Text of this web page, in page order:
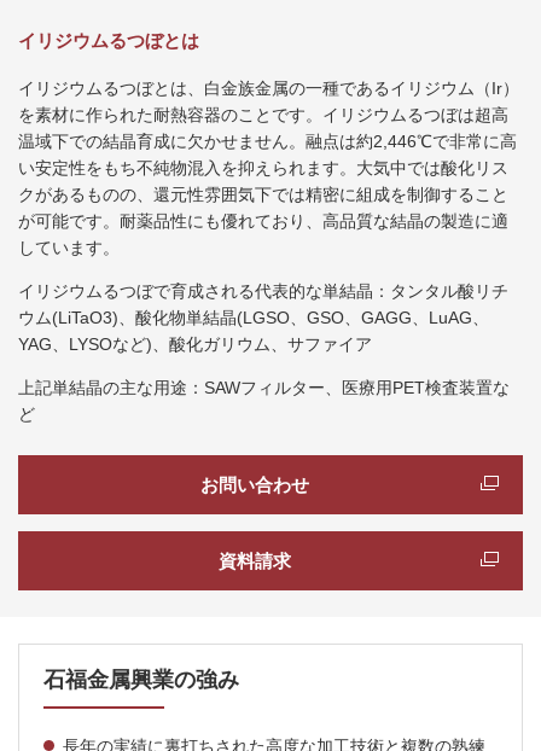
イリジウムるつぼとは
イリジウムるつぼとは、白金族金属の一種であるイリジウム（Ir）
を素材に作られた耐熱容器のことです。イリジウムるつぼは超高
温域下での結晶育成に欠かせません。融点は約2,446℃で非常に高
い安定性をもち不純物混入を抑えられます。大気中では酸化リス
クがあるものの、還元性雰囲気下では精密に組成を制御すること
が可能です。耐薬品性にも優れており、高品質な結晶の製造に適
しています。
イリジウムるつぼで育成される代表的な単結晶：タンタル酸リチ
ウム(LiTaO3)、酸化物単結晶(LGSO、GSO、GAGG、LuAG、
YAG、LYSOなど)、酸化ガリウム、サファイア
上記単結晶の主な用途：SAWフィルター、医療用PET検査装置な
ど
お問い合わせ
資料請求
石福金属興業の強み
長年の実績に裏打ちされた高度な加工技術と複数の熟練